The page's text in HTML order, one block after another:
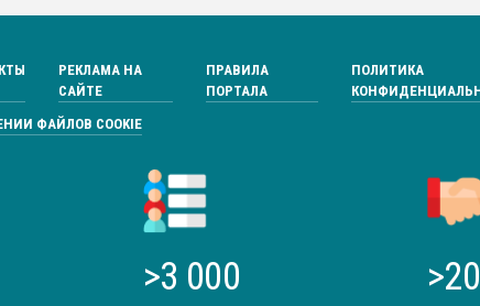
РЕКЛАМА НА
САЙТЕ
ПРАВИЛА
ПОРТАЛА
ПОЛИТИКА
ФАЙЛОВ COOKIE
>3 000